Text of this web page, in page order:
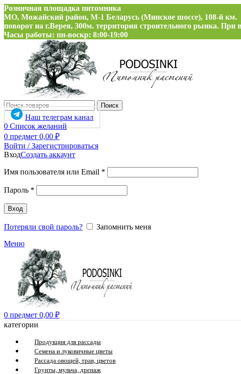
Розничная площадка питомника
МО, Можайский район, М-1 Беларусь (Минское шоссе), 108-й км.
поворот на г.Верея, 300м. территория строительного рынка. При
Часы работы: пн-воскр: 8:00-19:00
Поиск
Наш телеграм канал
0 Список желаний
0 предмет 0,00 ₽
Войти / Зарегистрироваться
ВходСоздать аккаунт
Имя пользователя или Email *
Пароль *
Вход
Потеряли свой пароль?
Запомнить меня
Меню
0 предмет 0,00 ₽
категории
Продукция для рассады
Семена и луковичные цветы
Рассада овощей, трав, цветов
Грунты, мульча, дренаж